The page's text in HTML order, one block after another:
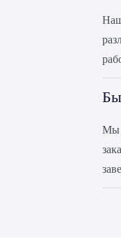
Мы